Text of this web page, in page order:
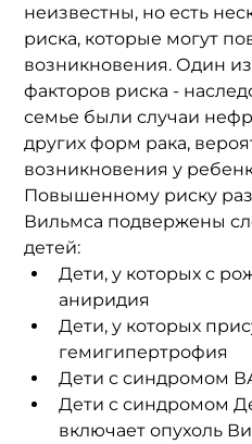
неизвестны, но есть
риска, которые могут
возникновения. Один
факторов риска -
семье были случаи
других форм рака,
возникновения у
Повышенному риску
Вильмса подвержены
детей:
Дети, у которых с
аниридия
Дети, у которых
гемигипертрофия
Дети с синдромом
Дети с синдромом
включает опухоль